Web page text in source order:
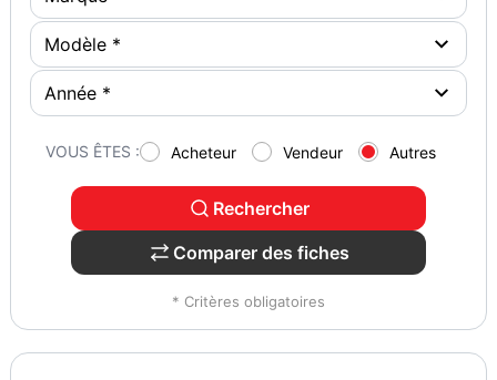
VOUS ÊTES : Acheteur Vendeur Autres
Rechercher
Comparer des fiches
* Critères obligatoires